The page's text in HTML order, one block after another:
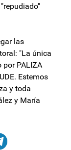
las
"La única
por PALIZA
Estemos
y toda
y María